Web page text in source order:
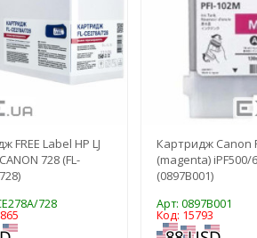
FREE Label HP LJ
728 (FL-
728
Картридж Canon
(magenta) iPF500/
(0897B001)
Арт: 0897B001
Код: 15793